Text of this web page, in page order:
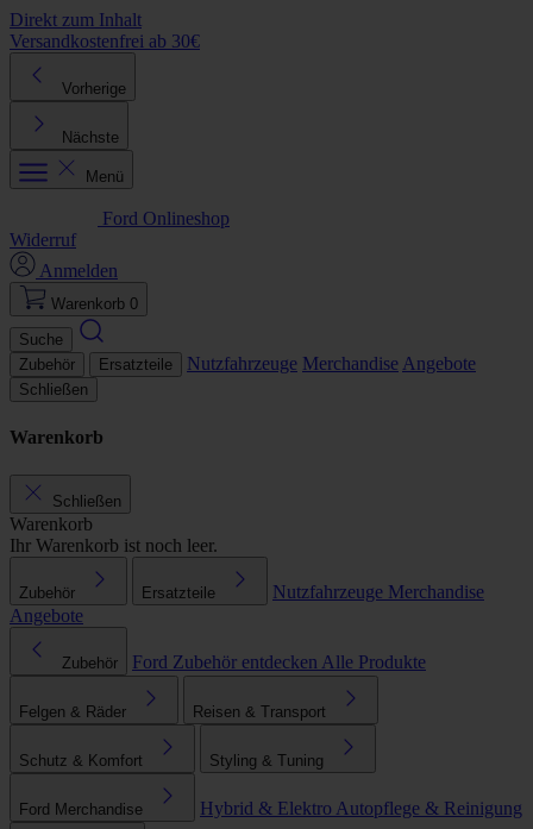
Direkt zum Inhalt
Versandkostenfrei ab 30€
Vorherige
Nächste
Menü
Ford Onlineshop
Widerruf
Anmelden
Warenkorb 0
Suche
Zubehör
Ersatzteile Nutzfahrzeuge Merchandise Angebote
Schließen
Warenkorb
Schließen
Warenkorb
Ihr Warenkorb ist noch leer.
Zubehör Ersatzteile Nutzfahrzeuge Merchandise
Angebote
Zubehör Ford Zubehör entdecken Alle Produkte
Felgen & Räder Reisen & Transport
Schutz & Komfort Styling & Tuning
Ford Merchandise Hybrid & Elektro Autopflege & Reinigung